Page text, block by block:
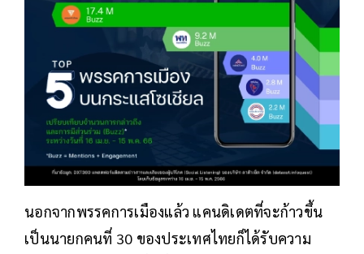
นอกจากพรรคการเมืองแล้ว แคนดิเดตที่จะก้าวขึ้น
เป็นนายกคนที่ 30 ของประเทศไทยก็ได้รับความ